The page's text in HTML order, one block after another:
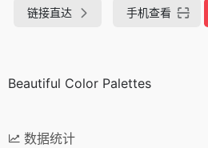
链接直达 手机查看
Beautiful Color Palettes
数据统计